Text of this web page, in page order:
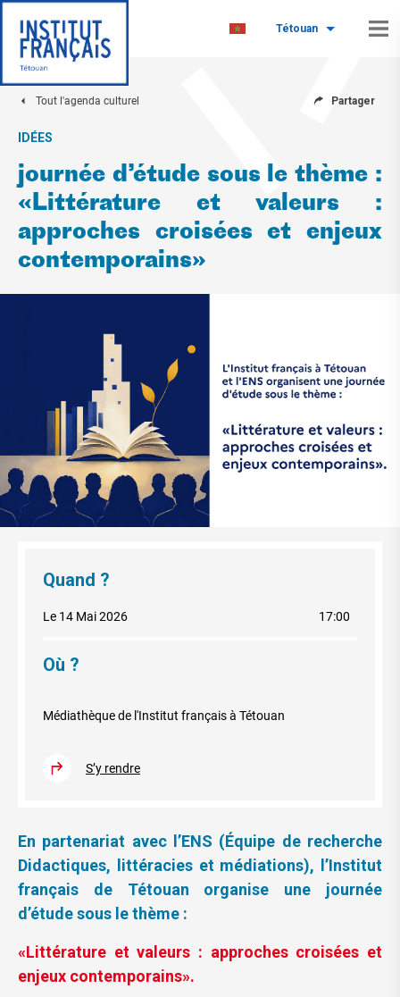
Tétouan
Tout l'agenda culturel Partager
IDÉES
journée d’étude sous le thème :
«Littérature et valeurs :
approches croisées et enjeux
contemporains»
Quand ?
Le 14 Mai 2026 17:00
Où ?
Médiathèque de l'Institut français à Tétouan
S’y rendre
En partenariat avec l’ENS (Équipe de recherche
Didactiques, littéracies et médiations), l’Institut
français de Tétouan organise une journée
d’étude sous le thème :
«Littérature et valeurs : approches croisées et
enjeux contemporains».